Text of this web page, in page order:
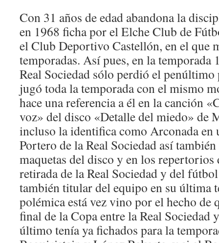
Con 31 años de edad abandona la
en 1968 ficha por el Elche Club de
el Club Deportivo Castellón, en el que
temporadas. Así pues, en la temporada
Real Sociedad sólo perdió el
jugó toda la temporada con el mismo
hace una referencia a él en la canción
voz» del disco «Detalle del miedo» de
incluso la identifica como Arconada en
Portero de la Real Sociedad así
maquetas del disco y en los repertorios
retirada de la Real Sociedad y del
también titular del equipo en su última
polémica está vez vino por el hecho de
final de la Copa entre la Real Sociedad
último tenía ya fichados para la